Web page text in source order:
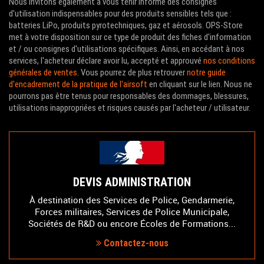
d'utilisation indispensables pour des produits sensibles tels que :
batteries LiPo, produits pyrotechniques, gaz et aérosols. OPS-Store
met à votre disposition sur ce type de produit des fiches d'information
et / ou consignes d'utilisations spécifiques. Ainsi, en accédant à nos
services, l'acheteur déclare avoir lu, accepté et approuvé nos conditions
générales de ventes. Vous pourrez de plus retrouvernotre guide
d'encadrement de la pratique de l'airsoft en cliquant sur le lien. Nous ne
pourrons pas être tenus pour responsables des dommages, blessures,
utilisations inappropriées et risques causés par l'acheteur / utilisateur.
DEVIS ADMINISTRATION
À destination des Services de Police, Gendarmerie,
Forces militaires, Services de Police Municipale,
Sociétés de R&D ou encore Écoles de Formations...
Contactez-nous